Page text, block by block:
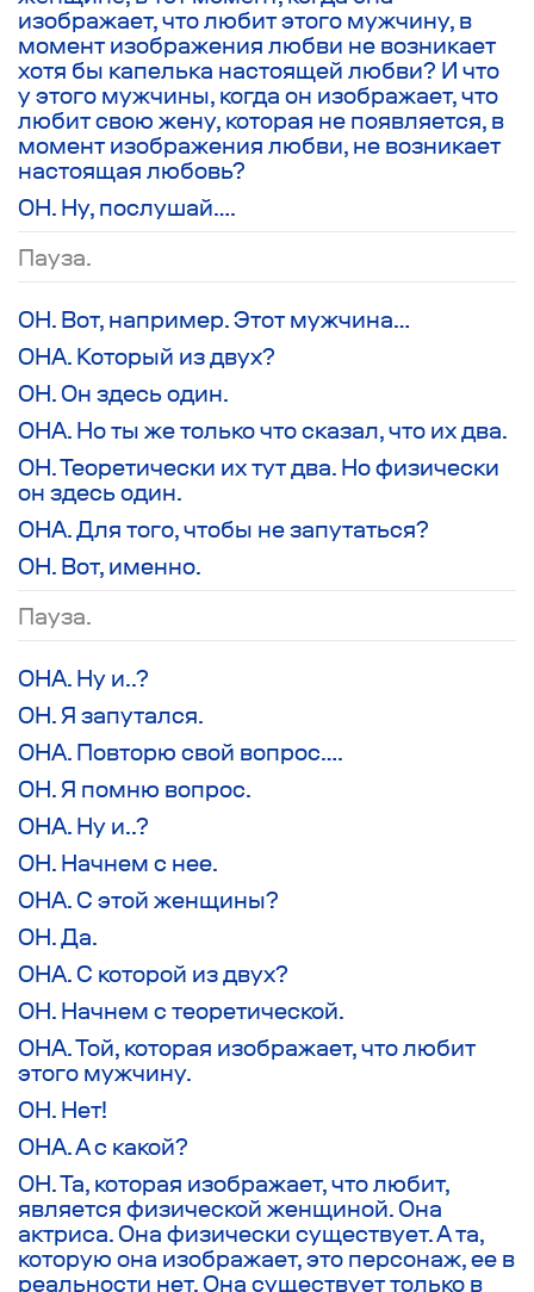
изображает, что любит этого мужчину, в
момент изображения любви не возникает
хотя бы капелька настоящей любви? И что
у этого мужчины, когда он изображает, что
любит свою жену, которая не появляется, в
момент изображения любви, не возникает
настоящая любовь?
ОН. Ну, послушай….
Пауза.
ОН. Вот, например. Этот мужчина…
ОНА. Который из двух?
ОН. Он здесь один.
ОНА. Но ты же только что сказал, что их два.
ОН. Теоретически их тут два. Но физически
он здесь один.
ОНА. Для того, чтобы не запутаться?
ОН. Вот, именно.
Пауза.
ОНА. Ну и..?
ОН. Я запутался.
ОНА. Повторю свой вопрос….
ОН. Я помню вопрос.
ОНА. Ну и..?
ОН. Начнем с нее.
ОНА. С этой женщины?
ОН. Да.
ОНА. С которой из двух?
ОН. Начнем с теоретической.
ОНА. Той, которая изображает, что любит
этого мужчину.
ОН. Нет!
ОНА. А с какой?
ОН. Та, которая изображает, что любит,
является физической женщиной. Она
актриса. Она физически существует. А та,
которую она изображает, это персонаж, ее в
реальности нет. Она существует только в